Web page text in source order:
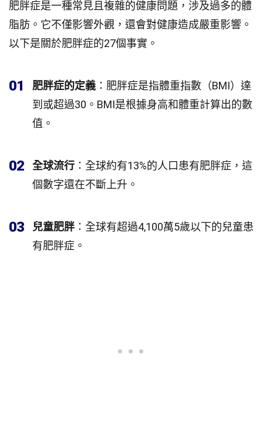
肥胖症是一種常見且複雜的健康問題，涉及過多的體
脂肪。它不僅影響外觀，還會對健康造成嚴重影響。
以下是關於肥胖症的27個事實。
01 肥胖症的定義 ：肥胖症是指體重指數（BMI）達
到或超過30。BMI是根據身高和體重計算出的數
值。
02 全球流行 ：全球約有13%的人口患有肥胖症，這
個數字還在不斷上升。
03 兒童肥胖 ：全球有超過4,100萬5歲以下的兒童患
有肥胖症。